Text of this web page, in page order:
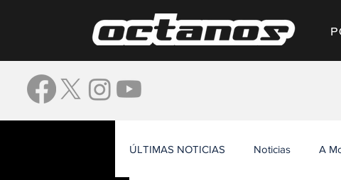
ÚLTIMAS NOTICIAS Noticias A